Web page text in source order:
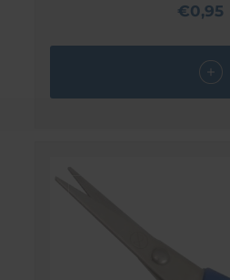
€0,95